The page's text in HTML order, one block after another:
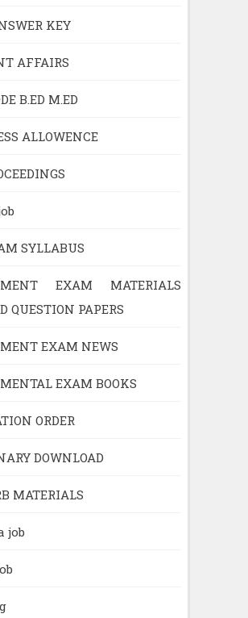
KEY
AFFAIRS
B.ED M.ED
ALLOWENCE
SYLLABUS
EXAM MATERIALS
QUESTION PAPERS
EXAM NEWS
EXAM BOOKS
ORDER
DOWNLOAD
MATERIALS
job